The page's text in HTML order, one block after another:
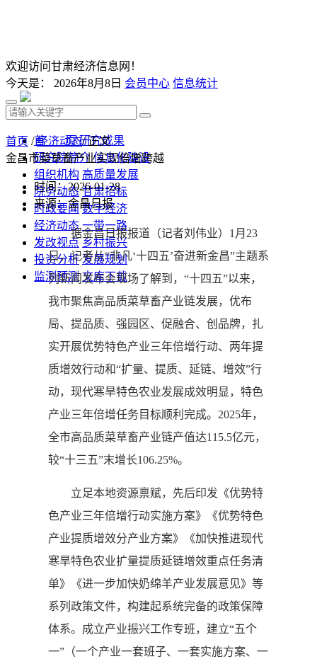
欢迎访问甘肃经济信息网！
今天是： 2026年8月8日 会员中心 信息统计
首 页 研究成果
研究院简介 信息化建设
组织机构 高质量发展
院务动态 甘肃招标
时政要闻 数字经济
经济动态 一带一路
发改视点 乡村振兴
投资分析 发展规划
监测预测 文库下载
首页 /经济动态/ 正文
金昌市菜草畜产业实现倍增跨越
时间：2026-01-28
来源：金昌日报
据金昌日报报道（记者刘伟业）1月23
日，记者从“非凡‘十四五’奋进新金昌”主题系
列新闻发布会现场了解到，“十四五”以来，
我市聚焦高品质菜草畜产业链发展，优布
局、提品质、强园区、促融合、创品牌，扎
实开展优势特色产业三年倍增行动、两年提
质增效行动和“扩量、提质、延链、增效”行
动，现代寒旱特色农业发展成效明显，特色
产业三年倍增任务目标顺利完成。2025年，
全市高品质菜草畜产业链产值达115.5亿元，
较“十三五”末增长106.25%。
立足本地资源禀赋，先后印发《优势特
色产业三年倍增行动实施方案》《优势特色
产业提质增效分产业方案》《加快推进现代
寒旱特色农业扩量提质延链增效重点任务清
单》《进一步加快奶绵羊产业发展意见》等
系列政策文件，构建起系统完备的政策保障
体系。成立产业振兴工作专班，建立“五个
一”（一个产业一套班子、一套实施方案、一